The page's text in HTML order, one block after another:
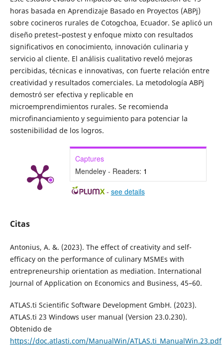
horas basada en Aprendizaje Basado en Proyectos (ABPj)
sobre cocineros rurales de Cotogchoa, Ecuador. Se aplicó un
diseño pretest–postest y enfoque mixto con resultados
significativos en conocimiento, innovación culinaria y
servicio al cliente. El análisis cualitativo reveló mejoras
percibidas, técnicas e innovativas, con fuerte relación entre
creatividad y resultados comerciales. La metodología ABPj
demostró ser efectiva y replicable en
microemprendimientos rurales. Se recomienda
microfinanciamiento y seguimiento para potenciar la
sostenibilidad de los logros.
Captures
Mendeley - Readers: 1
- see details
Citas
Antonius, A. &. (2023). The effect of creativity and self-
efficacy on the performance of culinary MSMEs with
entrepreneurship orientation as mediation. International
Journal of Application on Economics and Business, 45–60.
ATLAS.ti Scientific Software Development GmbH. (2023).
ATLAS.ti 23 Windows user manual (Version 23.0.230).
Obtenido de
https://doc.atlasti.com/ManualWin/ATLAS.ti_ManualWin.23.pdf